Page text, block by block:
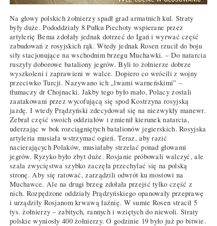
Na głowy polskich żołnierzy spadł grad armatnich kul. Straty
były duże. Pododdziały 8 Pułku Piechoty wspierane przez
artylerię Bema zdołały jednak dotrzeć do Igań i wyrwać część
zabudowań z rosyjskich rąk. Wtedy jednak Rosen rzucił do boju
siły stacjonujące na wschodnim brzegu Muchawki. – Do natarcia
ruszyły doborowe bataliony jegrów. Byli to żołnierze dobrze
wyszkoleni i zaprawieni w walce. Dopiero co wrócili z wojny
przeciwko Turcji. Nazywano ich „lwami warneńskimi” –
tłumaczy dr Chojnacki. Jakby tego było mało, Polacy zostali
zaatakowani przez wycofującą się spod Kostrzyna rosyjską
jazdę. I wtedy Prądzyński zdecydował się na niezwykły manewr.
Zebrał część swoich oddziałów i zmienił kierunek natarcia,
uderzając w bok rozciągniętych batalionów jegierskich. Rosyjska
artyleria musiała wstrzymać ogień. Teraz, aby razić
nacierających Polaków, musiałaby strzelać ponad głowami
jegrów. Ryzyko było zbyt duże. Rosjanie próbowali walczyć, ale
szala zwycięstwa szybko zaczęła przechylać się na polską
stronę. Aby się ratować, zarządzili odwrót ku mostowi na
Muchawce. Ale na drugi brzeg zdołała przejść tylko część z
nich. Rozpędzone oddziały Prądzyńskiego opanowały przeprawę
i urządziły Rosjanom krwawą łaźnię. W sumie Rosen stracił 5
tys. żołnierzy – zabitych, rannych i wziętych do niewoli. Straty
polskie wyniosły 400 żołnierzy. O godzinie 19 było już po bitwie.